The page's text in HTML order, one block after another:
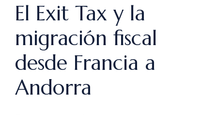
El Exit Tax y la
migración fiscal
desde Francia a
Andorra